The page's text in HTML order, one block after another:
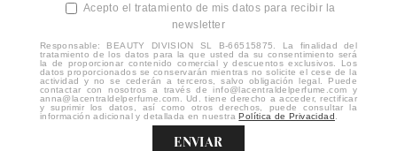
Acepto el tratamiento de mis datos para recibir la
newsletter
Responsable: BEAUTY DIVISION SL B-66515875. La finalidad del
tratamiento de los datos para la que usted da su consentimiento será
la de proporcionar contenido comercial y descuentos exclusivos. Los
datos proporcionados se conservarán mientras no solicite el cese de la
actividad y no se cederán a terceros, salvo obligación legal. Puede
contactar con nosotros a través de info@lacentraldelperfume.com y
anna@lacentraldelperfume.com. Ud. tiene derecho a acceder, rectificar
y suprimir los datos, así como otros derechos, puede consultar la
información adicional y detallada en nuestraPolítica de Privacidad
ENVIAR